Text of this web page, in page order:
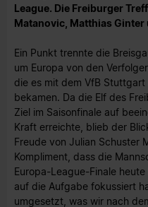
League. Die Freiburger
Matanovic, Matthias Ginter
Ein Punkt trennte die
um Europa von den
die es mit dem VfB
bekamen. Da die Elf des
Ziel im Saisonfinale auf
Kraft erreichte, blieb der
Freude von Julian Schuster
Kompliment, dass die
Europa-League-Finale
auf die Aufgabe fokussiert
umgesetzt, was wir nach